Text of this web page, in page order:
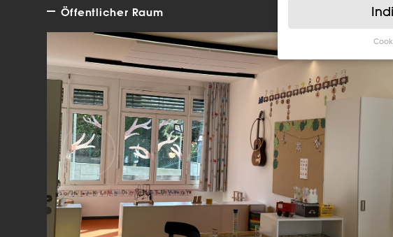
Öffentlicher Raum
Wenn Sie unter 16
Diensten geben
Erlaubnis bitten.
Wir verwenden
Einige von ihnen
und Ihre Erfahrung
verarbeitet werden
Inhalte oder
die Verwendung
Hier finden Sie eine
Ihre Einwilligung zu
Informationen